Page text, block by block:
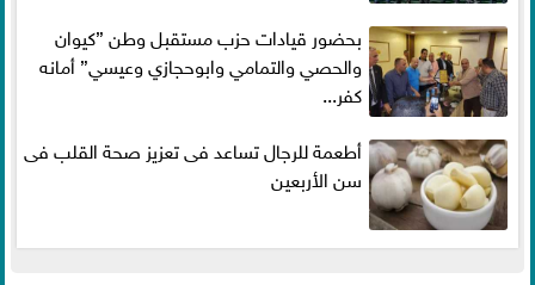
بحضور قيادات حزب مستقبل وطن ”كيوان
والحصي والتمامي وابوحجازي وعيسي” أمانه
كفر...
أطعمة للرجال تساعد فى تعزيز صحة القلب فى
سن الأربعين